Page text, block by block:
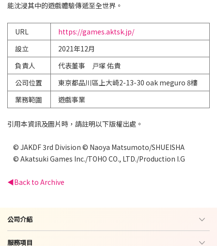
能沈浸其中的遊戲體驗傳遞至全世界。
URL
https://games.aktsk.jp/
設立
2021年12月
負責人
代表董事 戸塚 佑貴
公司位置
東京都品川區上大崎2-13-30 oak meguro 8樓
業務範圍
遊戲事業
引用本資訊及圖片時，請註明以下版權出處。
© JAKDF 3rd Division © Naoya Matsumoto/SHUEISHA
© Akatsuki Games Inc./TOHO CO., LTD./Production I.G
Back to Archive
公司介紹
服務項目